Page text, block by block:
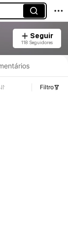
Seguir
118 Seguidores
Filtro